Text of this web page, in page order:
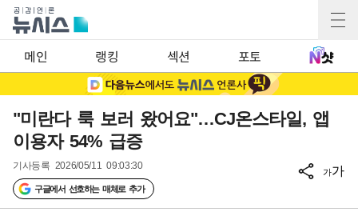
메인 랭킹 섹션 포토
"미란다 룩 보러 왔어요"…CJ온스타일, 앱
이용자 54% 급증
기사등록 2026/05/11 09:03:30
구글에서 선호하는 매체로 추가
가가